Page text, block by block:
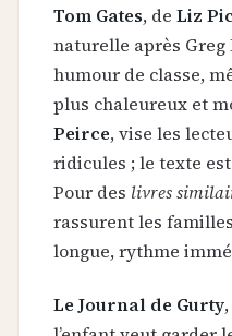
Tom Gates, de Liz
naturelle après
humour de classe,
plus chaleureux et
Peirce, vise les
ridicules ; le texte
Pour des livres
rassurent les
longue, rythme
Le Journal de Gurty